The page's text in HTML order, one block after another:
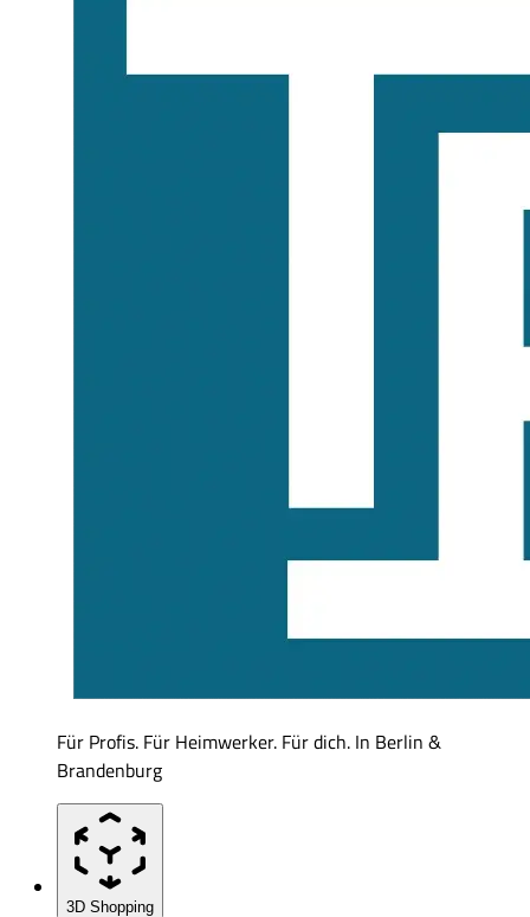
Für Profis. Für Heimwerker. Für dich. In Berlin &
Brandenburg
3D Shopping